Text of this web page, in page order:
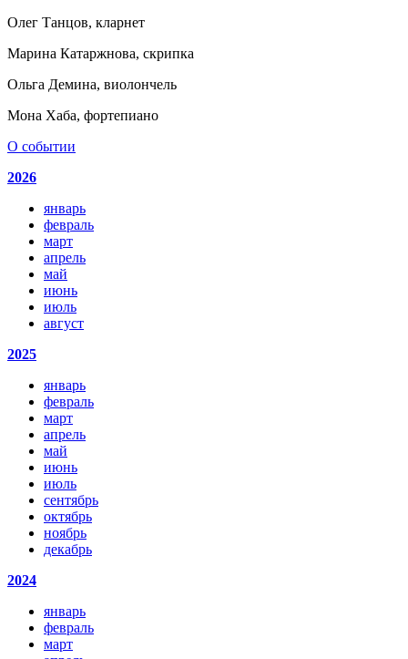
Олег Танцов, кларнет
Марина Катаржнова, скрипка
Ольга Демина, виолончель
Мона Хаба, фортепиано
О событии
2026
январь
февраль
март
апрель
май
июнь
июль
август
2025
январь
февраль
март
апрель
май
июнь
июль
сентябрь
октябрь
ноябрь
декабрь
2024
январь
февраль
март